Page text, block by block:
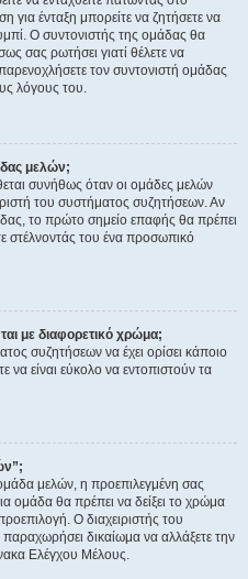
για ένταξη μπορείτε να ζητήσετε να
Ο συντονιστής της ομάδας θα
σας ρωτήσει γιατί θέλετε να
τον συντονιστή ομάδας
λόγους του.
μελών;
συνήθως όταν οι ομάδες μελών
του συστήματος συζητήσεων. Αν
το πρώτο σημείο επαφής θα πρέπει
στέλνοντάς του ένα προσωπικό
με διαφορετικό χρώμα;
συζητήσεων να έχει ορίσει κάποιο
είναι εύκολο να εντοπιστούν τα
μελών, η προεπιλεγμένη σας
ομάδα θα πρέπει να δείξει το χρώμα
Ο διαχειριστής του
δικαίωμα να αλλάξετε την
Ελέγχου Μέλους.